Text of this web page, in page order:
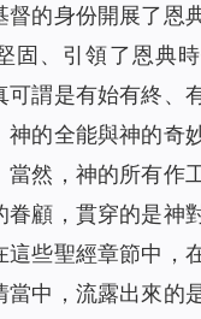
督的身份開展了恩
固、引領了恩典
可謂是有始有終、
神的全能與神的奇
當然，神的所有作
眷顧，貫穿的是神
這些聖經章節中，
當中，流露出來的